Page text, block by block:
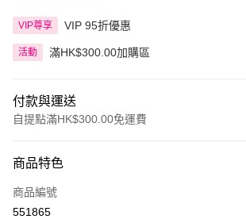
VIP尊享 VIP 95折優惠
活動 滿HK$300.00加購區
付款與運送
自提點滿HK$300.00免運費
信用卡
Apple Pay
商品特色
商品編號
551865